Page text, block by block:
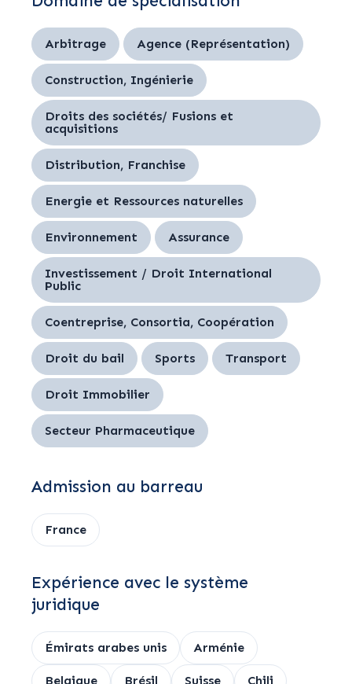
Arbitrage Agence (Représentation)
Construction, Ingénierie
Droits des sociétés/ Fusions et
acquisitions
Distribution, Franchise
Energie et Ressources naturelles
Environnement Assurance
Investissement / Droit International
Public
Coentreprise, Consortia, Coopération
Droit du bail Sports Transport
Droit Immobilier
Secteur Pharmaceutique
Admission au barreau
France
Expérience avec le système
juridique
Émirats arabes unis Arménie
Belgique Brésil Suisse Chili